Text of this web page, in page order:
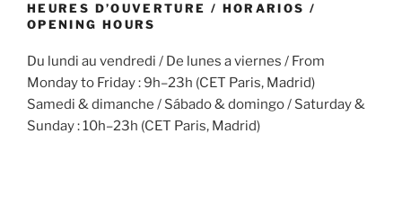
HEURES D’OUVERTURE / HORARIOS /
OPENING HOURS
Du lundi au vendredi / De lunes a viernes / From
Monday to Friday : 9h–23h (CET Paris, Madrid)
Samedi & dimanche / Sábado & domingo / Saturday &
Sunday : 10h–23h (CET Paris, Madrid)